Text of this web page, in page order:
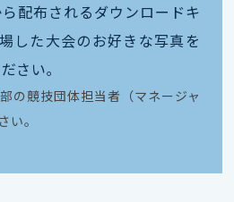
配布されるダウンロードキ
した大会のお好きな写真を
さい｡
の競技団体担当者（マネージャ
い。